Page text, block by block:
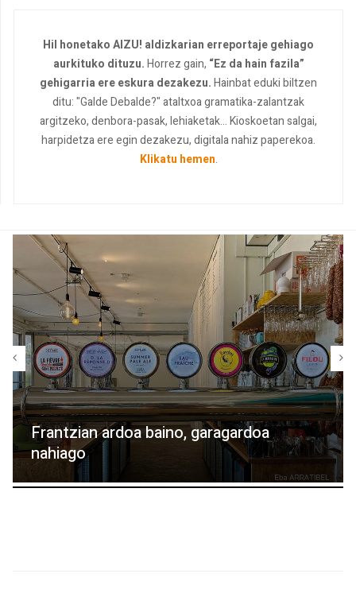
Hil honetako AIZU! aldizkarian erreportaje gehiago
aurkituko dituzu.Horrez gain, “Ez da hain fazila”
gehigarria ere eskura dezakezu.Hainbat eduki biltzen
ditu: "Galde Debalde?" ataltxoa gramatika-zalantzak
argitzeko, denbora-pasak, lehiaketak... Kioskoetan salgai,
harpidetza ere egin dezakezu, digitala nahiz paperekoa.
Klikatu hemen.
Frantzian ardoa baino, garagardoa
nahiago